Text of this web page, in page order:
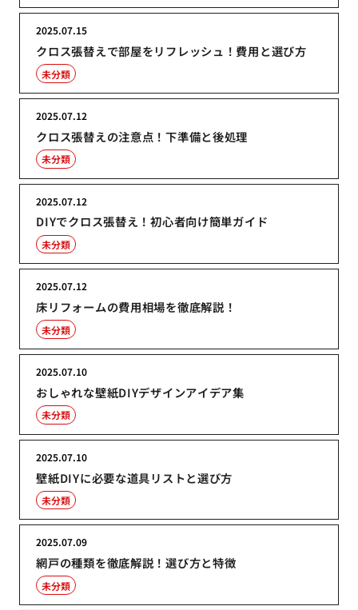
クロス張替えで部屋をリフレッシュ！費用と選び方
2025.07.15
未分類
クロス張替えの注意点！下準備と後処理
2025.07.12
未分類
DIYでクロス張替え！初心者向け簡単ガイド
2025.07.12
未分類
床リフォームの費用相場を徹底解説！
2025.07.12
未分類
おしゃれな壁紙DIYデザインアイデア集
2025.07.10
未分類
壁紙DIYに必要な道具リストと選び方
2025.07.10
未分類
網戸の種類を徹底解説！選び方と特徴
2025.07.09
未分類